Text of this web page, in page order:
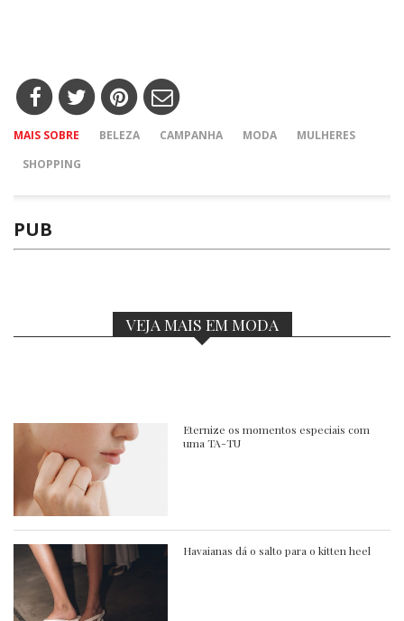
MAIS SOBRE BELEZA CAMPANHA MODA
MULHERES
SHOPPING
PUB
VEJA MAIS EM MODA
Eternize os momentos especiais com
uma TA-TU
Havaianas dá o salto para o kitten heel